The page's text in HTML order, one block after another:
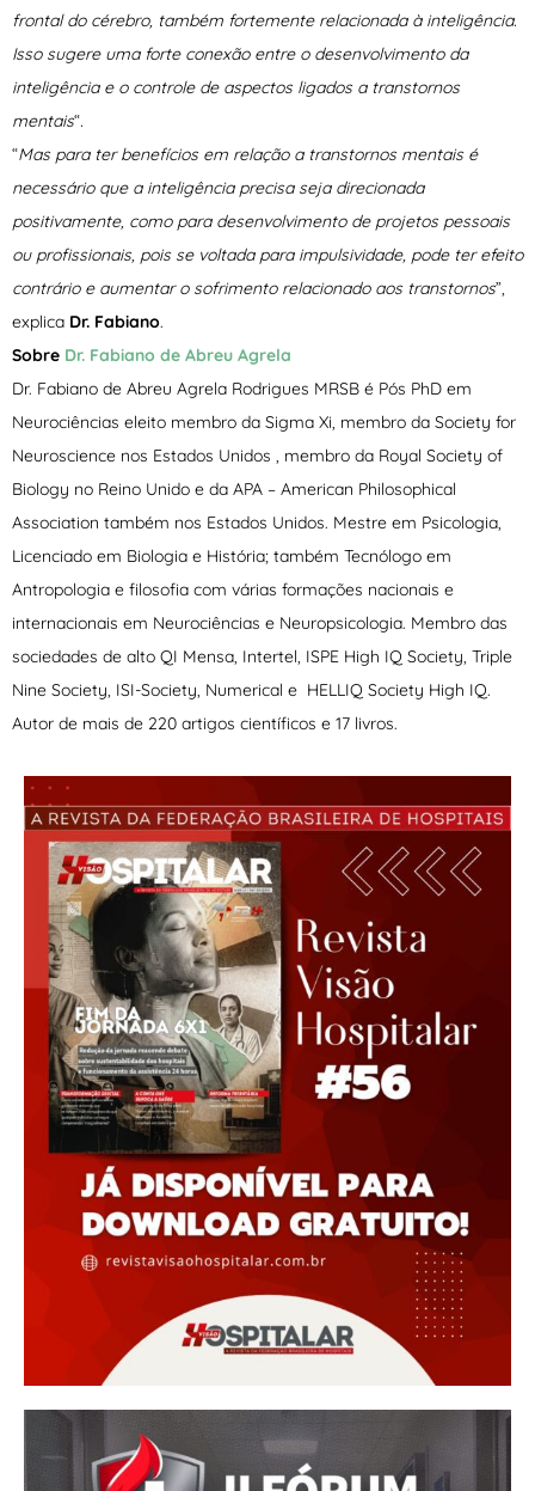
frontal do cérebro, também fortemente relacionada à inteligência.
Isso sugere uma forte conexão entre o desenvolvimento da
inteligência e o controle de aspectos ligados a transtornos
mentais“.
“Mas para ter benefícios em relação a transtornos mentais é
necessário que a inteligência precisa seja direcionada
positivamente, como para desenvolvimento de projetos pessoais
ou profissionais, pois se voltada para impulsividade, pode ter efeito
contrário e aumentar o sofrimento relacionado aos transtornos”,
explica Dr. Fabiano.
Sobre Dr. Fabiano de Abreu Agrela
Dr. Fabiano de Abreu Agrela Rodrigues MRSB é Pós PhD em
Neurociências eleito membro da Sigma Xi, membro da Society for
Neuroscience nos Estados Unidos , membro da Royal Society of
Biology no Reino Unido e da APA – American Philosophical
Association também nos Estados Unidos. Mestre em Psicologia,
Licenciado em Biologia e História; também Tecnólogo em
Antropologia e filosofia com várias formações nacionais e
internacionais em Neurociências e Neuropsicologia. Membro das
sociedades de alto QI Mensa, Intertel, ISPE High IQ Society, Triple
Nine Society, ISI-Society, Numerical e HELLIQ Society High IQ.
Autor de mais de 220 artigos científicos e 17 livros.